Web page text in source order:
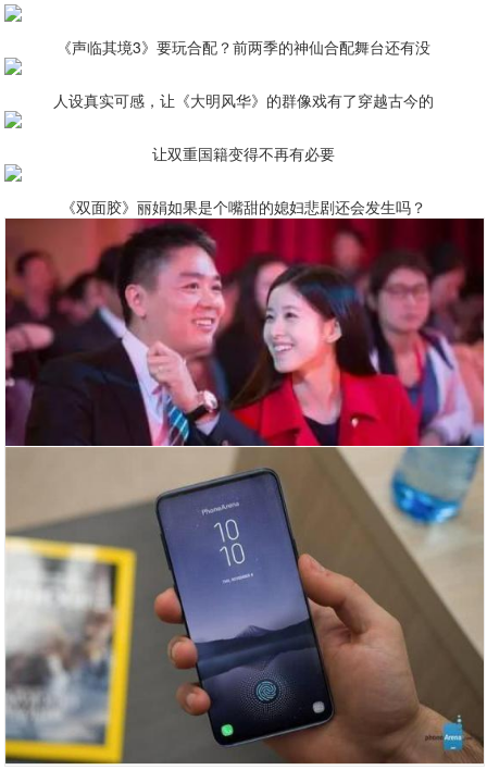
《声临其境3》要玩合配？前两季的神仙合配舞台还有没
人设真实可感，让《大明风华》的群像戏有了穿越古今的
让双重国籍变得不再有必要
《双面胶》丽娟如果是个嘴甜的媳妇悲剧还会发生吗？